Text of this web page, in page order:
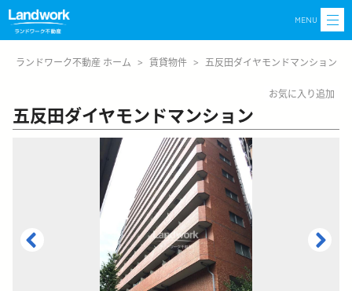
MENU
ランドワーク不動産 ホーム > 賃貸物件 > 五反田ダイヤモンドマンション
お気に入り追加
五反田ダイヤモンドマンション